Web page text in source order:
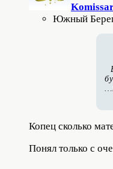
Южный
Копец сколько
Понял только с